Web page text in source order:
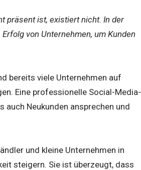
präsent ist, existiert nicht. In der
von Unternehmen, um Kunden
bereits viele Unternehmen auf
Eine professionelle Social-Media-
auch Neukunden ansprechen und
und kleine Unternehmen in
steigern. Sie ist überzeugt, dass